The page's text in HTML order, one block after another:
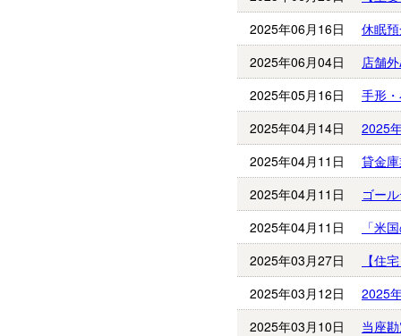
2025年06月16日
休眠
2025年06月04日
店舗
2025年05月16日
手形
2025年04月14日
2025
2025年04月11日
貸金
2025年04月11日
ゴー
2025年04月11日
「米
2025年03月27日
【住
2025年03月12日
2025
2025年03月10日
当座